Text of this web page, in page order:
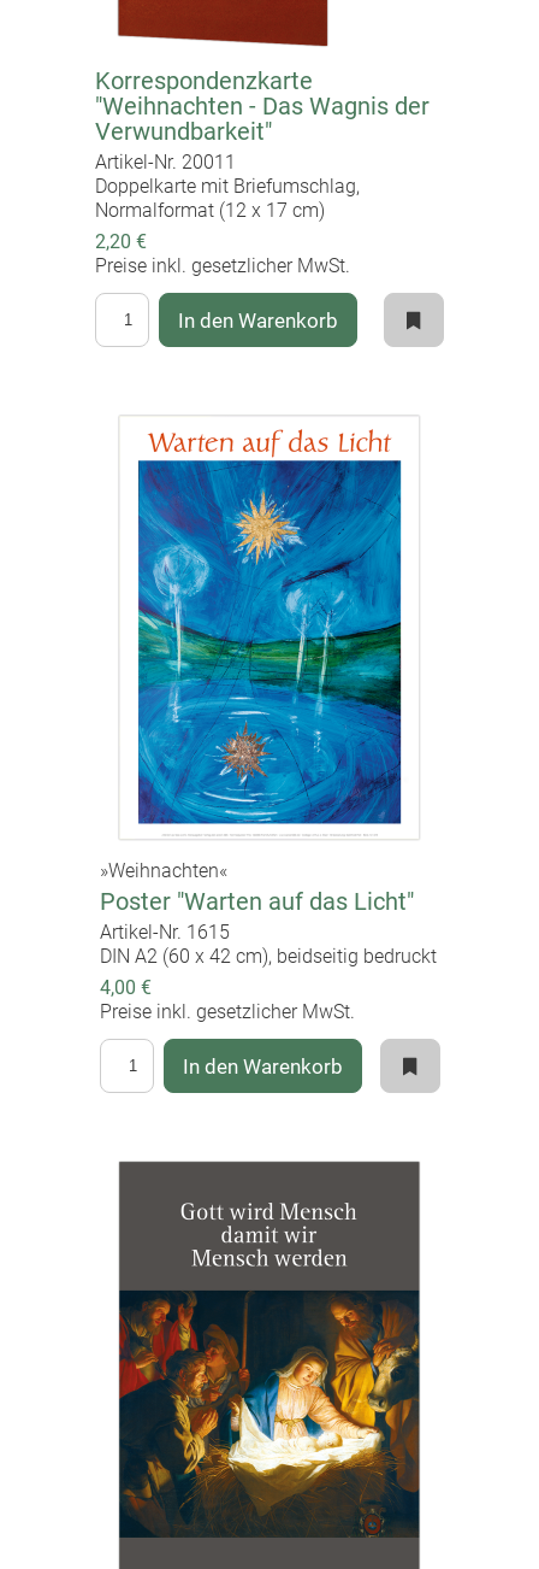
Korrespondenzkarte
"Weihnachten - Das Wagnis der
Verwundbarkeit"
Artikel-Nr. 20011
Doppelkarte mit Briefumschlag,
Normalformat (12 x 17 cm)
2,20 €
Preise inkl. gesetzlicher MwSt.
In den Warenkorb
»Weihnachten«
Poster "Warten auf das Licht"
Artikel-Nr. 1615
DIN A2 (60 x 42 cm), beidseitig bedruckt
4,00 €
Preise inkl. gesetzlicher MwSt.
In den Warenkorb